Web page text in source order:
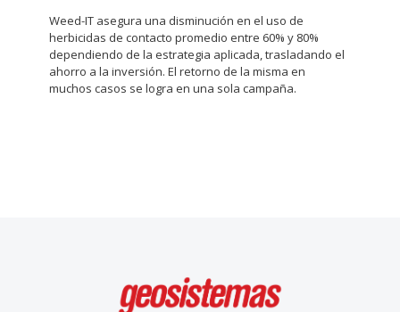
Weed-IT asegura una disminución en el uso de
herbicidas de contacto promedio entre 60% y 80%
dependiendo de la estrategia aplicada, trasladando el
ahorro a la inversión. El retorno de la misma en
muchos casos se logra en una sola campaña.